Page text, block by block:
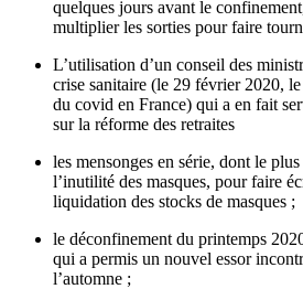
quelques jours avant le
multiplier les sorties pour faire
L’utilisation d’un conseil des
crise sanitaire (le 29 février 2020,
du covid en France) qui a en fait
sur la réforme des retraites
les mensonges en série, dont le
l’inutilité des masques, pour faire
liquidation des stocks de masques ;
le déconfinement du printemps
qui a permis un nouvel essor
l’automne ;